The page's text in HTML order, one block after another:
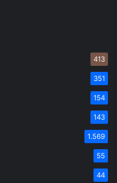
413
351
154
143
1.569
55
44